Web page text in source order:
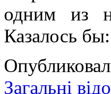
одним из
Казалось
Опубликовал
Загальні